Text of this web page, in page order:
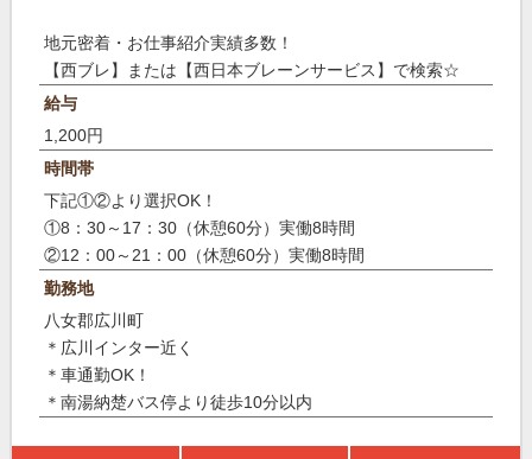
地元密着・お仕事紹介実績多数！
【西ブレ】または【西日本ブレーンサービス】で検索☆
給与
1,200円
時間帯
下記①②より選択OK！
①8：30～17：30（休憩60分）実働8時間
②12：00～21：00（休憩60分）実働8時間
勤務地
八女郡広川町
＊広川インター近く
＊車通勤OK！
＊南湯納楚バス停より徒歩10分以内